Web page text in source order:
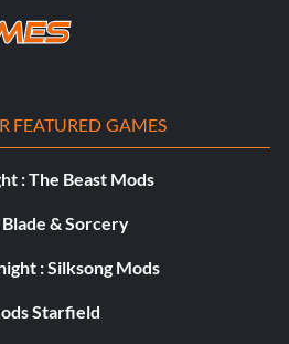
FEATURED GAMES
: The Beast Mods
& Sorcery
: Silksong Mods
Starfield